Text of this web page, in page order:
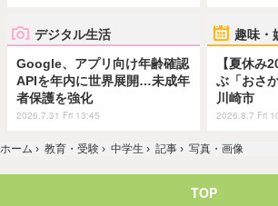
デジタル生活
Google、アプリ向け年齢確認
APIを年内に世界展開…未成年
者保護を強化
2026.7.31 Fri 13:45
趣味・
【夏休み
ぶ「おさ
川崎市
2026.8.7 Fri
ホーム › 教育・受験 › 中学生 › 記事 › 写真・画像
TOP